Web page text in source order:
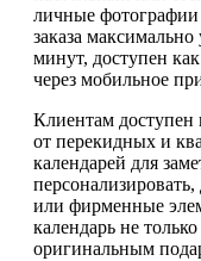
личные фотографии
заказа
минут, доступен
через мобильное
Клиентам доступен
от перекидных и
календарей для
или фирменные
календарь не
оригинальным